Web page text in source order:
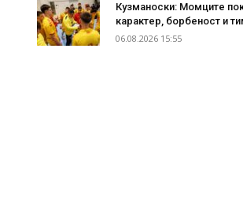
Кузманоски: Момците
карактер, борбеност и
06.08.2026 15:55